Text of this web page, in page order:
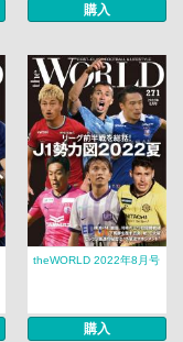
購入
theWORLD 2022年8月号
購入